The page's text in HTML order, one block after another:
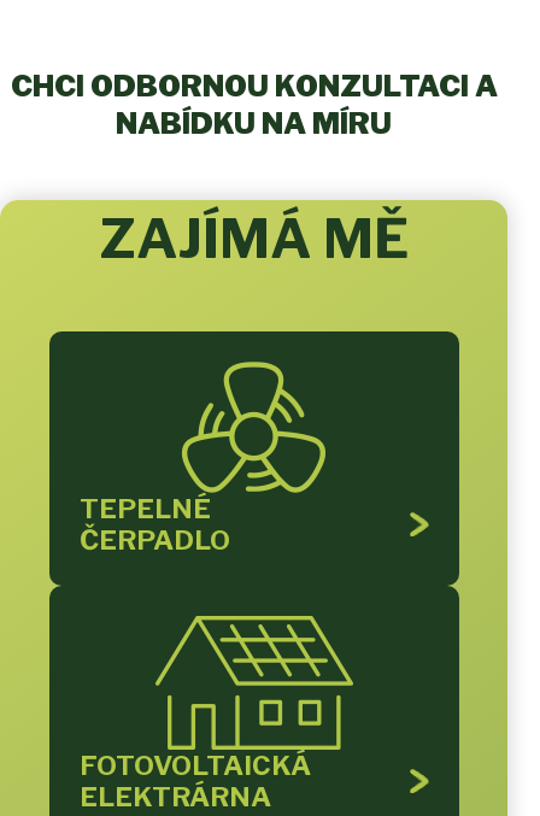
CHCI ODBORNOU KONZULTACI A
NABÍDKU NA MÍRU
ZAJÍMÁ MĚ
TEPELNÉ
ČERPADLO
FOTOVOLTAICKÁ
ELEKTRÁRNA